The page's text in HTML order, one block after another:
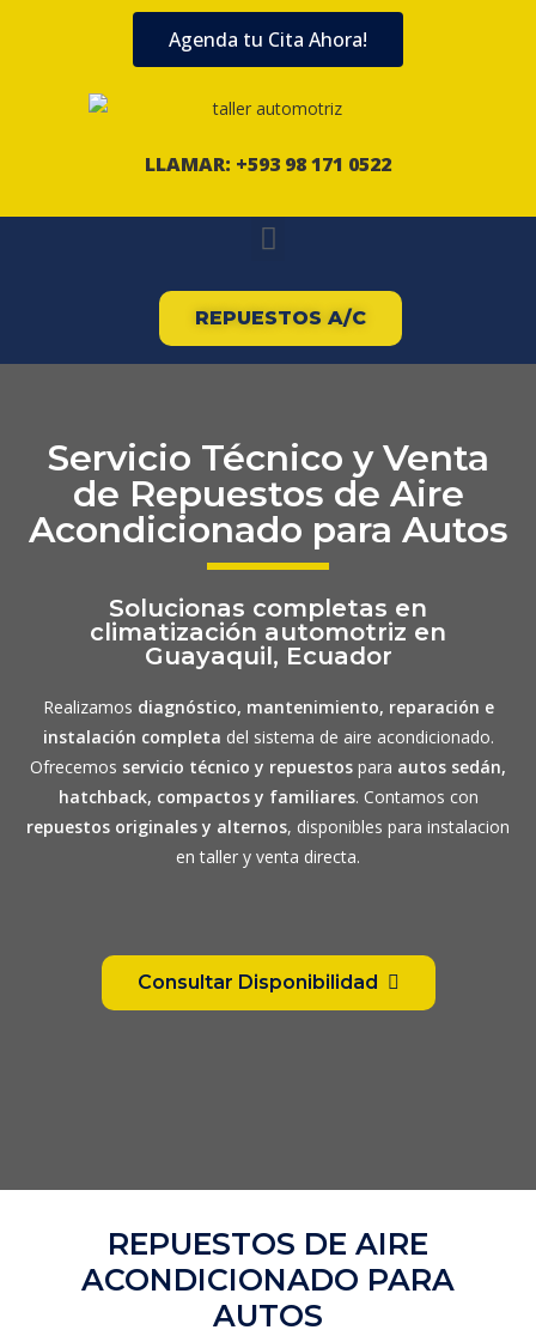
Agenda tu Cita Ahora!
LLAMAR: +593 98 171 0522
REPUESTOS A/C
Servicio Técnico y Venta
de Repuestos de Aire
Acondicionado para Autos
Solucionas completas en
climatización automotriz en
Guayaquil, Ecuador
Realizamos diagnóstico, mantenimiento, reparación e
instalación completa del sistema de aire acondicionado.
Ofrecemos servicio técnico y repuestos para autos sedán,
hatchback, compactos y familiares. Contamos con
repuestos originales y alternos, disponibles para instalacion
en taller y venta directa.
Consultar Disponibilidad
REPUESTOS DE AIRE
ACONDICIONADO PARA
AUTOS